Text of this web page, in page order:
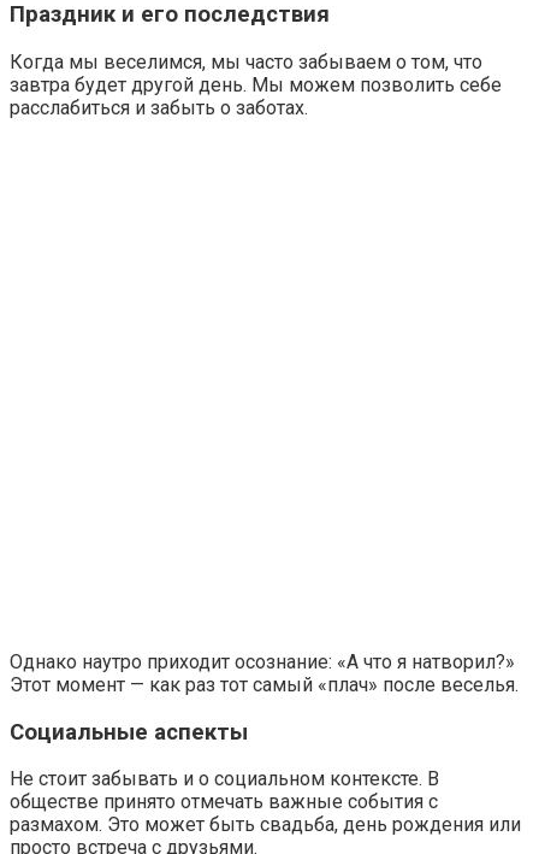
Праздник и его последствия
Когда мы веселимся, мы часто забываем о том, что
завтра будет другой день. Мы можем позволить себе
расслабиться и забыть о заботах.
Однако наутро приходит осознание: «А что я натворил?»
Этот момент — как раз тот самый «плач» после веселья.
Социальные аспекты
Не стоит забывать и о социальном контексте. В
обществе принято отмечать важные события с
размахом. Это может быть свадьба, день рождения или
просто встреча с друзьями.